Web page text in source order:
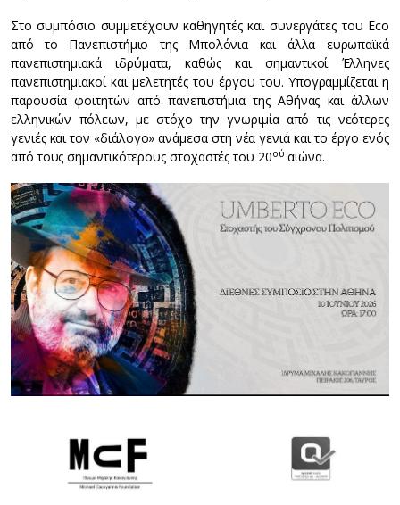
Στο συμπόσιο συμμετέχουν καθηγητές και συνεργάτες του Eco
από το Πανεπιστήμιο της Μπολόνια και άλλα ευρωπαϊκά
πανεπιστημιακά ιδρύματα, καθώς και σημαντικοί Έλληνες
πανεπιστημιακοί και μελετητές του έργου του. Υπογραμμίζεται η
παρουσία φοιτητών από πανεπιστήμια της Αθήνας και άλλων
ελληνικών πόλεων, με στόχο την γνωριμία από τις νεότερες
γενιές και τον «διάλογο» ανάμεσα στη νέα γενιά και το έργο ενός
από τους σημαντικότερους στοχαστές του 20ού αιώνα.